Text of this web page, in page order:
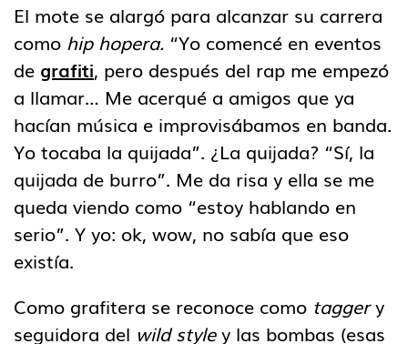
El mote se alargó para alcanzar su carrera
como hip hopera. “Yo comencé en eventos
de grafiti, pero después del rap me empezó
a llamar… Me acerqué a amigos que ya
hacían música e improvisábamos en banda.
Yo tocaba la quijada”. ¿La quijada? “Sí, la
quijada de burro”. Me da risa y ella se me
queda viendo como “estoy hablando en
serio”. Y yo: ok, wow, no sabía que eso
existía.
Como grafitera se reconoce como taggery
seguidora del wild styley las bombas (esas